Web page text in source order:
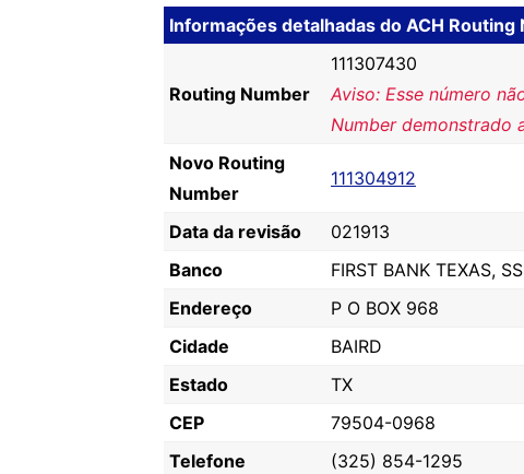
Informações detalhadas do ACH Routing
Routing Number
111307430
Aviso: Esse número
Number demonstrado
Novo Routing
Number
111304912
Data da revisão
021913
Banco
FIRST BANK TEXAS,
Endereço
P O BOX 968
Cidade
BAIRD
Estado
TX
CEP
79504-0968
Telefone
(325) 854-1295